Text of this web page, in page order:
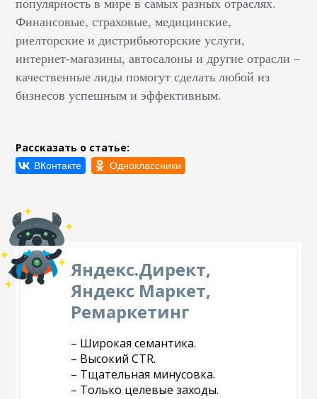
Финансовые, страховые, медицинские,
риелторские и дистрибьюторские услуги,
интернет-магазины, автосалоны и другие отрасли –
качественные лиды помогут сделать любой из
бизнесов успешным и эффективным.
Рассказать о статье:
Яндекс.Директ,
Яндекс Маркет,
Ремаркетинг
– Широкая семантика.
– Высокий CTR.
– Тщательная минусовка.
– Только целевые заходы.